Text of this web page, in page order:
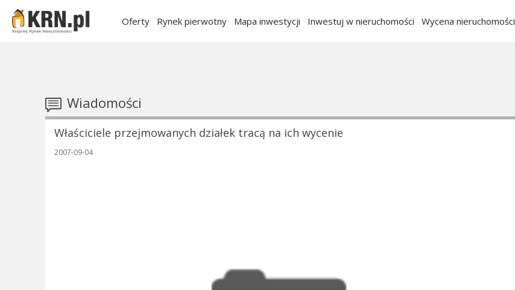
Oferty Rynek pierwotny Mapa inwestycji Inwestuj w nieruchomości Wycena nieruchomości
Wiadomości
Właściciele przejmowanych działek tracą na ich wycenie
2007-09-04